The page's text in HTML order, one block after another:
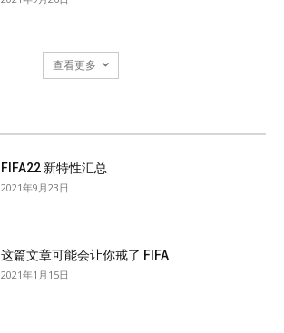
查看更多
FIFA22 新特性汇总
2021年9月23日
这篇文章可能会让你戒了 FIFA
2021年1月15日